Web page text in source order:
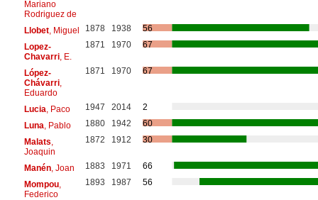
Mariano
Rodriguez de
Llobet, Miguel 1878 1938
56
Lopez-
Chavarri, E.
1871 1970 67
López-
Chávarri,
Eduardo
1871 1970 67
Lucia , Paco 1947 2014
2
Luna , Pablo 1880 1942
60
Malats
Joaquin
1872 1912 30
Manén, Joan 1883 1971
66
Mompou,
Federico
1893 1987 56